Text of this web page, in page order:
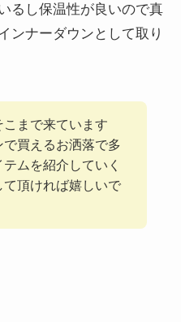
るし保温性が良いので真
ンナーダウンとして取り
こまで来ています
買えるお洒落で多
ムを紹介していく
頂ければ嬉しいで